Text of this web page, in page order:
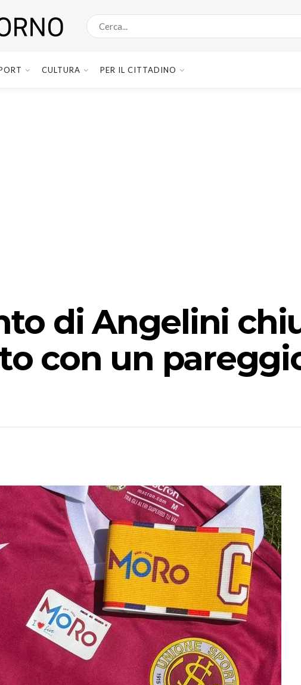
CULTURA PER IL CITTADINO
di Angelini
con un